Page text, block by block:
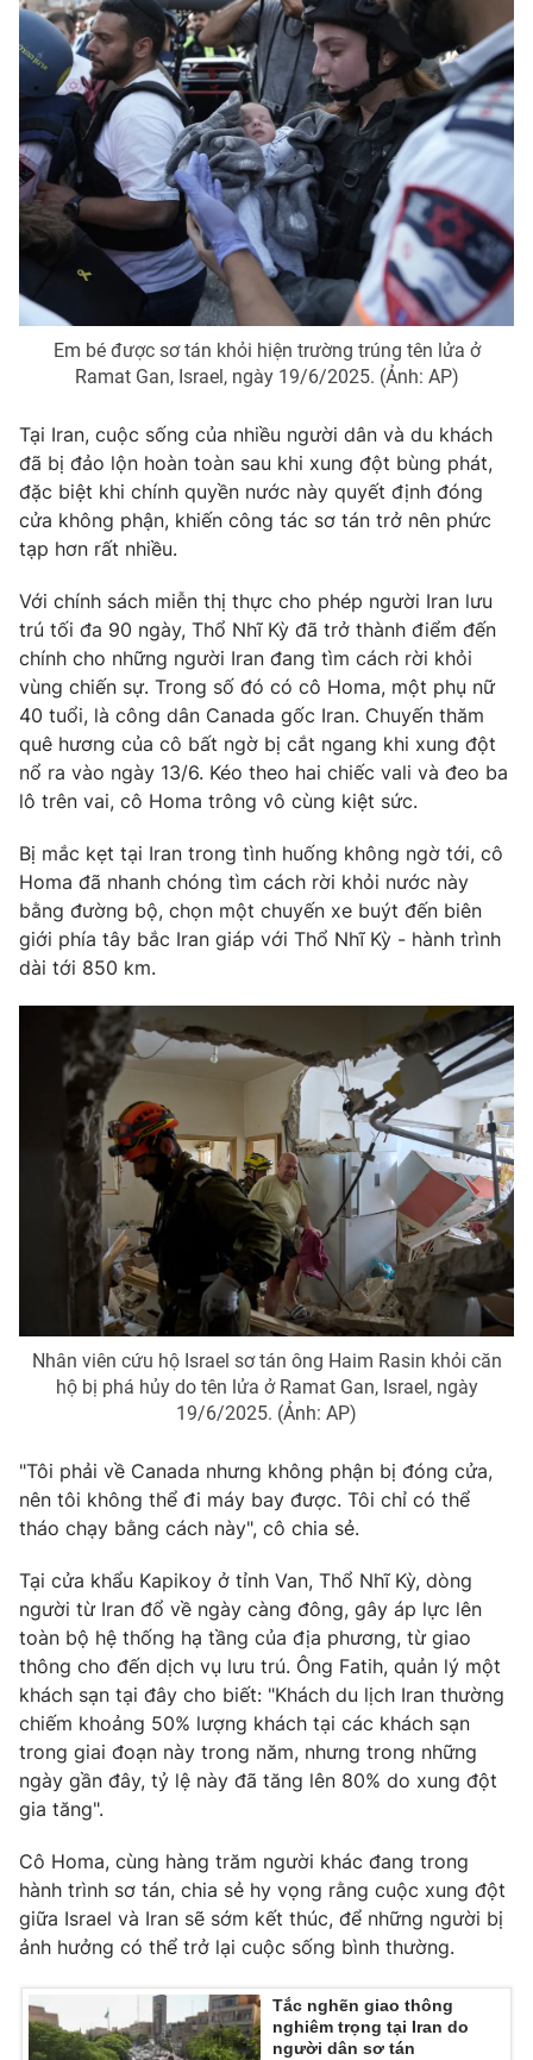
Video Shorts video
VTV Money VTV Thể thao
VTV Sức khoẻ Bất động sản
Thị trường 24h Tấm lòng Việt
VTV4 Vươn mình bằng AI
VTV8
Liên hệ tòa soạn English
Theo dõi báo trên
Cơ quan chủ quản: Đài Truyền hình Việt Nam
Cơ quan báo chí: Thời báo VTV
cấp ngày 29/12/2023
Tổng Biên tập:Vũ Thanh Thủy
Phó Tổng Biên tập:Nguyễn Thị Mỹ Hạnh, Phạm Quốc Thắng,
Nguyễn Trọng Ninh
Tổng đài VTV:024.38 355 931 - 024.38 355 932
Ðiện thoại Thời báo VTV:024.66 897 897
toasoan@vtv.vn
Liên hệ quảng cáo:
024-7300.7108
® Cấm sao chép dưới mọi hình thức nếu không có sự chấp
Em bé được sơ tán khỏi hiện trường trúng tên lửa ở
Ramat Gan, Israel, ngày 19/6/2025. (Ảnh: AP)
Tại Iran, cuộc sống của nhiều người dân và du khách
đã bị đảo lộn hoàn toàn sau khi xung đột bùng phát,
đặc biệt khi chính quyền nước này quyết định đóng
cửa không phận, khiến công tác sơ tán trở nên phức
tạp hơn rất nhiều.
Với chính sách miễn thị thực cho phép người Iran lưu
trú tối đa 90 ngày, Thổ Nhĩ Kỳ đã trở thành điểm đến
chính cho những người Iran đang tìm cách rời khỏi
vùng chiến sự. Trong số đó có cô Homa, một phụ nữ
40 tuổi, là công dân Canada gốc Iran. Chuyến thăm
quê hương của cô bất ngờ bị cắt ngang khi xung đột
nổ ra vào ngày 13/6. Kéo theo hai chiếc vali và đeo ba
lô trên vai, cô Homa trông vô cùng kiệt sức.
Bị mắc kẹt tại Iran trong tình huống không ngờ tới, cô
Homa đã nhanh chóng tìm cách rời khỏi nước này
bằng đường bộ, chọn một chuyến xe buýt đến biên
giới phía tây bắc Iran giáp với Thổ Nhĩ Kỳ - hành trình
dài tới 850 km.
Nhân viên cứu hộ Israel sơ tán ông Haim Rasin khỏi căn
hộ bị phá hủy do tên lửa ở Ramat Gan, Israel, ngày
19/6/2025. (Ảnh: AP)
"Tôi phải về Canada nhưng không phận bị đóng cửa,
nên tôi không thể đi máy bay được. Tôi chỉ có thể
tháo chạy bằng cách này", cô chia sẻ.
Tại cửa khẩu Kapikoy ở tỉnh Van, Thổ Nhĩ Kỳ, dòng
người từ Iran đổ về ngày càng đông, gây áp lực lên
toàn bộ hệ thống hạ tầng của địa phương, từ giao
thông cho đến dịch vụ lưu trú. Ông Fatih, quản lý một
khách sạn tại đây cho biết: "Khách du lịch Iran thường
chiếm khoảng 50% lượng khách tại các khách sạn
trong giai đoạn này trong năm, nhưng trong những
ngày gần đây, tỷ lệ này đã tăng lên 80% do xung đột
gia tăng".
Cô Homa, cùng hàng trăm người khác đang trong
hành trình sơ tán, chia sẻ hy vọng rằng cuộc xung đột
giữa Israel và Iran sẽ sớm kết thúc, để những người bị
ảnh hưởng có thể trở lại cuộc sống bình thường.
Tắc nghẽn giao thông
nghiêm trọng tại Iran do
người dân sơ tán